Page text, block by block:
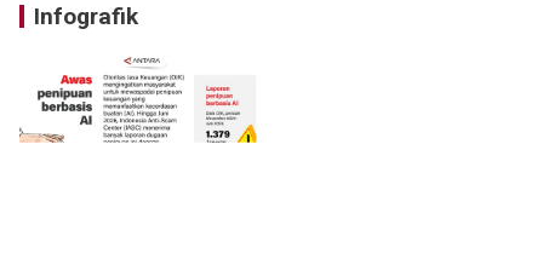
Infografik